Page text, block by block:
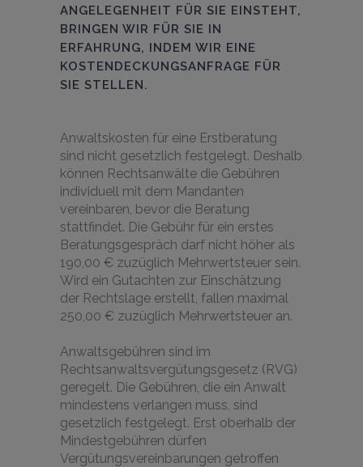
ANGELEGENHEIT FÜR SIE EINSTEHT,
BRINGEN WIR FÜR SIE IN
ERFAHRUNG, INDEM WIR EINE
KOSTENDECKUNGSANFRAGE FÜR
SIE STELLEN.
Anwaltskosten für eine Erstberatung
sind nicht gesetzlich festgelegt. Deshalb
können Rechtsanwälte die Gebühren
individuell mit dem Mandanten
vereinbaren, bevor die Beratung
stattfindet. Die Gebühr für ein erstes
Beratungsgespräch darf nicht höher als
190,00 € zuzüglich Mehrwertsteuer sein.
Wird ein Gutachten zur Einschätzung
der Rechtslage erstellt, fallen maximal
250,00 € zuzüglich Mehrwertsteuer an.
Anwaltsgebühren sind im
Rechtsanwaltsvergütungsgesetz (RVG)
geregelt. Die Gebühren, die ein Anwalt
mindestens verlangen muss, sind
gesetzlich festgelegt. Erst oberhalb der
Mindestgebühren dürfen
Vergütungsvereinbarungen getroffen